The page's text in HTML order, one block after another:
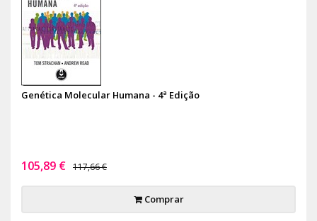
Genética Molecular Humana - 4ª Edição
105,89 € 117,66 €
Comprar